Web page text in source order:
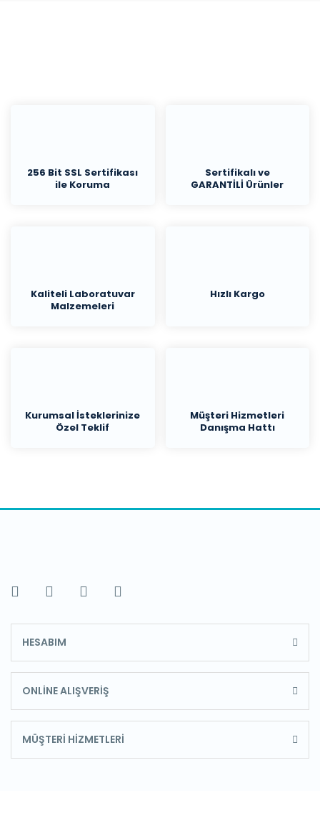
256 Bit SSL Sertifikası
ile Koruma
Sertifikalı ve
GARANTİLİ Ürünler
Kaliteli Laboratuvar
Malzemeleri
Hızlı Kargo
Kurumsal İsteklerinize
Özel Teklif
Müşteri Hizmetleri
Danışma Hattı
HESABIM
ONLİNE ALIŞVERİŞ
MÜŞTERİ HİZMETLERİ